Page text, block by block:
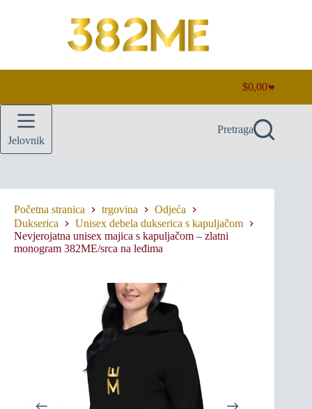
Košarica
$0,00
Jelovnik
Pretraga
Početna stranica trgovina
Odjeća
Dukserica
Unisex debela dukserica s kapuljačom
Nevjerojatna unisex majica s kapuljačom – zlatni
monogram 382ME/srca na leđima